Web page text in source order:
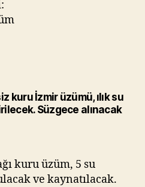
kuru İzmir üzümü, ılık su
Süzgece alınacak
kuru üzüm, 5 su
ve kaynatılacak.